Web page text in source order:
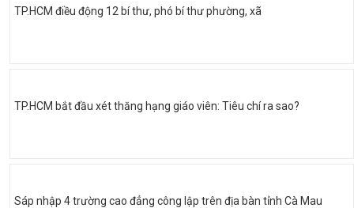
TP.HCM điều động 12 bí thư, phó bí thư phường, xã
TP.HCM bắt đầu xét thăng hạng giáo viên: Tiêu chí ra sao?
Sáp nhập 4 trường cao đẳng công lập trên địa bàn tỉnh Cà Mau